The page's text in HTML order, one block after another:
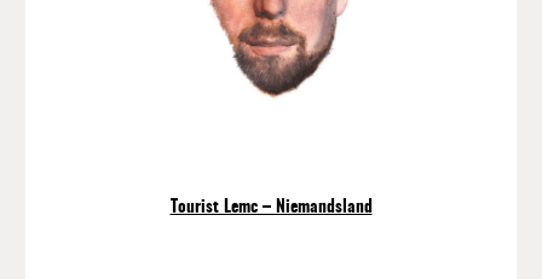
Tourist Lemc – Niemandsland